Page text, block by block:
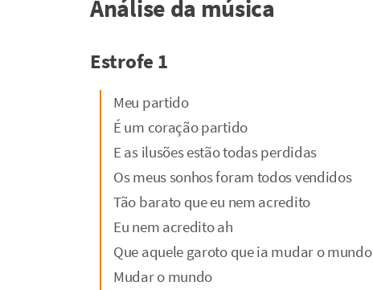
Análise da música
Estrofe 1
Meu partido
É um coração partido
E as ilusões estão todas perdidas
Os meus sonhos foram todos vendidos
Tão barato que eu nem acredito
Eu nem acredito ah
Que aquele garoto que ia mudar o mundo
Mudar o mundo